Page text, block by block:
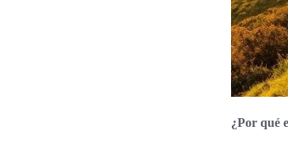
¿Por qué